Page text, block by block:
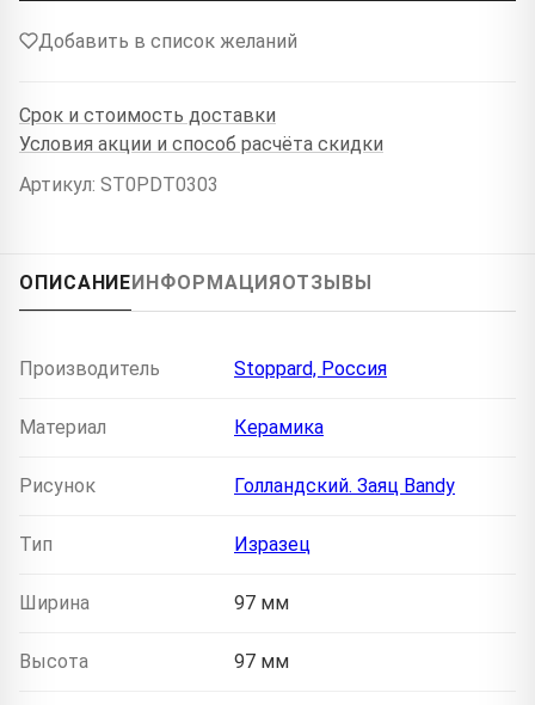
Добавить в список желаний
Срок и стоимость доставки
Условия акции и способ расчёта скидки
Артикул: ST0PDT0303
ОПИСАНИЕИНФОРМАЦИЯОТЗЫВЫ
Производитель Stoppard, Россия
Материал Керамика
Рисунок Голландский. Заяц Bandy
Тип Изразец
Ширина 97 мм
Высота 97 мм